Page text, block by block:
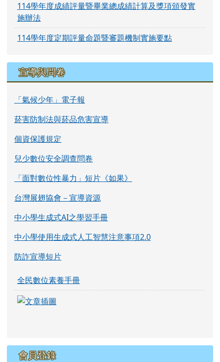
114學年度成績評量暨畢業總成績計算及獎項頒發實
施辦法
114學年度定期評量命題暨審題機制實施要點
宣導與問卷
「氣候少年」電子報
菸害防制法與菸品危害宣導
個資保護規定
兒少數位安全調查問卷
「面對數位性暴力」短片《如果》
台灣展翅協會－宣導資源
中小學生成式AI之學習手冊
中小學使用生成式人工智慧注意事項2.0
防詐宣導短片
全民數位素養手冊
會員登錄